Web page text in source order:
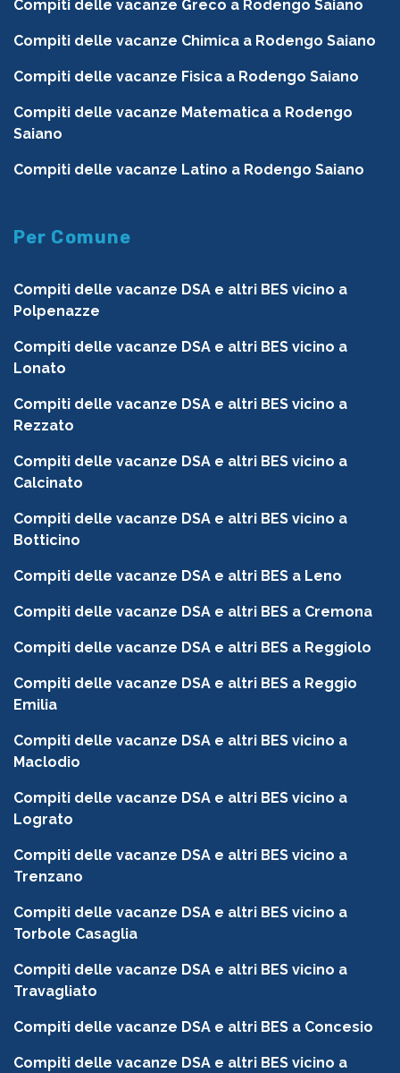
Compiti delle vacanze Greco a Rodengo Saiano
Compiti delle vacanze Chimica a Rodengo Saiano
Compiti delle vacanze Fisica a Rodengo Saiano
Compiti delle vacanze Matematica a Rodengo
Saiano
Compiti delle vacanze Latino a Rodengo Saiano
Per Comune
Compiti delle vacanze DSA e altri BES vicino a
Polpenazze
Compiti delle vacanze DSA e altri BES vicino a
Lonato
Compiti delle vacanze DSA e altri BES vicino a
Rezzato
Compiti delle vacanze DSA e altri BES vicino a
Calcinato
Compiti delle vacanze DSA e altri BES vicino a
Botticino
Compiti delle vacanze DSA e altri BES a Leno
Compiti delle vacanze DSA e altri BES a Cremona
Compiti delle vacanze DSA e altri BES a Reggiolo
Compiti delle vacanze DSA e altri BES a Reggio
Emilia
Compiti delle vacanze DSA e altri BES vicino a
Maclodio
Compiti delle vacanze DSA e altri BES vicino a
Lograto
Compiti delle vacanze DSA e altri BES vicino a
Trenzano
Compiti delle vacanze DSA e altri BES vicino a
Torbole Casaglia
Compiti delle vacanze DSA e altri BES vicino a
Travagliato
Compiti delle vacanze DSA e altri BES a Concesio
Compiti delle vacanze DSA e altri BES vicino a